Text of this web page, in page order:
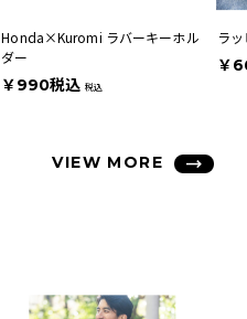
Honda×Kuromi ラバーキーホル
ダー
￥990税込 税込
ラ
￥
VIEW MORE